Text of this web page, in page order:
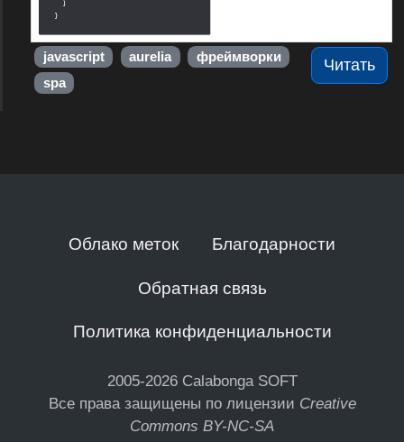
Читать
javascript aurelia
фреймворки
spa
Облако меток Благодарности
Обратная связь
Политика конфиденциальности
2005-2026 Calabonga SOFT
Все права защищены по лицензии Creative
Commons BY-NC-SA